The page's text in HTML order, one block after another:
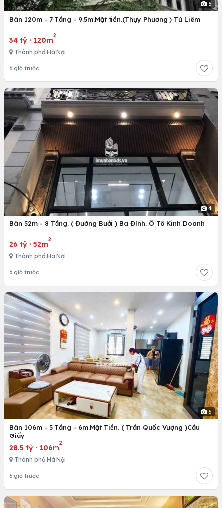
5
Bán 120m - 7 Tầng - 9.5m.Mặt tiền.(Thụy Phương ) Từ Liêm
34 tỷ · 120m
2
Thành phố Hà Nội
6 giờ trước
4
Bán 52m - 8 Tầng. ( Đường Bưởi ) Ba Đình. Ô Tô Kinh Doanh
26 tỷ · 52m
2
Thành phố Hà Nội
6 giờ trước
5
Bán 106m - 5 Tầng - 6m.Mặt Tiền. ( Trần Quốc Vượng )Cầu
Giấy
28.5 tỷ · 106m
2
Thành phố Hà Nội
6 giờ trước